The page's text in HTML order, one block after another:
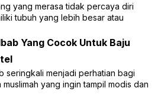
yang merasa tidak percaya diri
tubuh yang lebih besar atau
Yang Cocok Untuk Baju
seringkali menjadi perhatian bagi
muslimah yang ingin tampil modis dan